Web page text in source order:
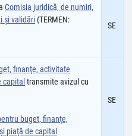
Comisia juridică, de numiri,
şi validări (TERMEN:
SE
finanţe, activitate
capital transmite avizul cu
buget, finanţe,
piaţă de capital
SE